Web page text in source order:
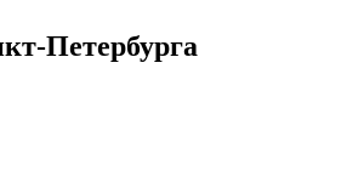
Петербурга